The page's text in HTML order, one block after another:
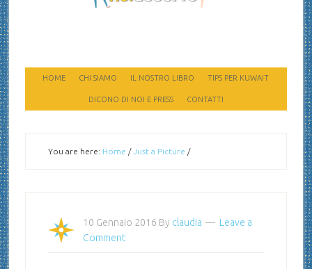
HOME CHI SIAMO IL NOSTRO LIBRO TIPS PER KUWAIT
DICONO DI NOI E PRESS CONTATTI
You are here: Home / Just a Picture /
10 Gennaio 2016 By claudia
Leave a
Comment